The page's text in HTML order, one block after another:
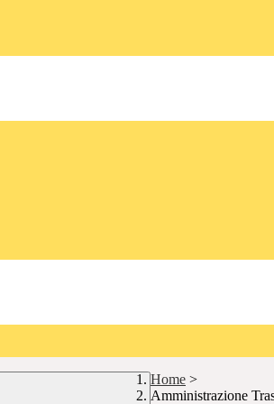
Home >
Amministrazione